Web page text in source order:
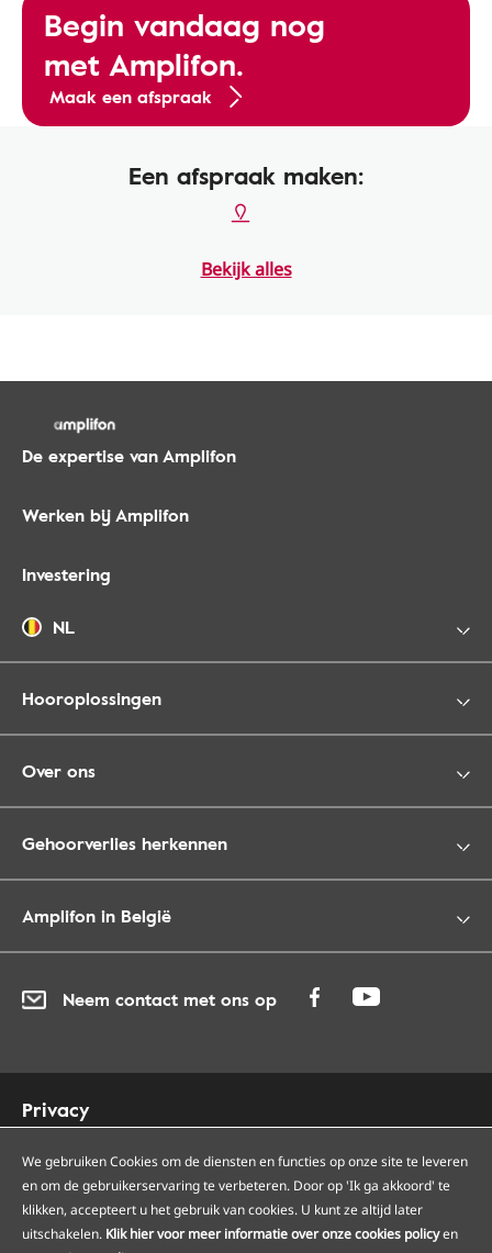
Begin vandaag nog
met Amplifon.
Maak een afspraak
Een afspraak maken:
Bekijk alles
De expertise van Amplifon
Werken bij Amplifon
Investering
NL
Hooroplossingen
Over ons
Gehoorverlies herkennen
Amplifon in België
Neem contact met ons op
Privacy
Toegankelijkheid
Sitemap
Onze Amplifon hoorcentra
We gebruiken Cookies om de diensten en functies op onze site te leveren
en om de gebruikerservaring te verbeteren. Door op 'Ik ga akkoord' te
klikken, accepteert u het gebruik van cookies. U kunt ze altijd later
uitschakelen. Klik hier voor meer informatie over onze cookies policyen